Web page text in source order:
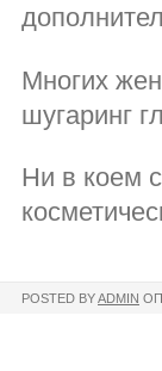
Многих
шугаринг
Ни в коем
POSTED BYADMIN